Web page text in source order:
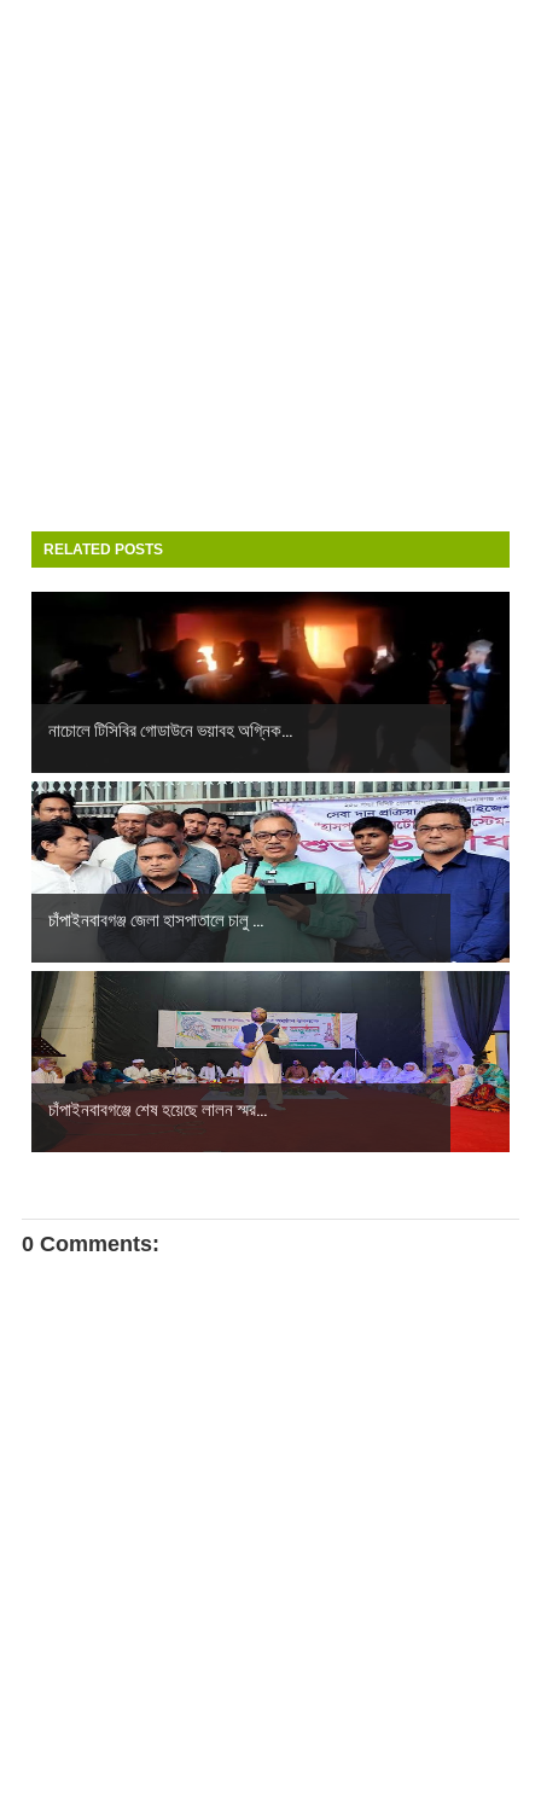
RELATED POSTS
নাচোলে টিসিবির গোডাউনে ভয়াবহ অগ্নিক...
চাঁপাইনবাবগঞ্জ জেলা হাসপাতালে চালু ...
চাঁপাইনবাবগঞ্জে শেষ হয়েছে লালন স্মর...
0 Comments: